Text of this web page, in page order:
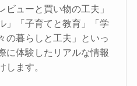
ビューと買い物の工夫」
」「子育てと教育」「学
の暮らしと工夫」といっ
に体験したリアルな情報
します。